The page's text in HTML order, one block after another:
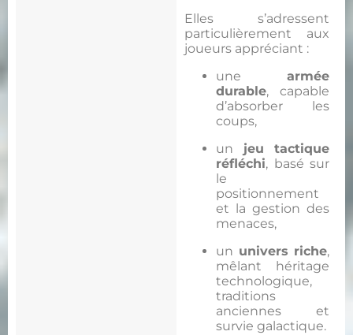
Elles s’adressent
particulièrement aux
joueurs appréciant :
une armée
durable, capable
d’absorber les
coups,
un jeu tactique
réfléchi, basé sur
le
positionnement
et la gestion des
menaces,
un univers riche,
mêlant héritage
technologique,
traditions
anciennes et
survie galactique.